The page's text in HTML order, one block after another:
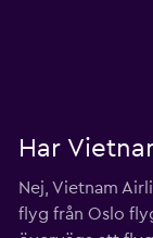
Har
Nej, Vietnam
flyg från Oslo